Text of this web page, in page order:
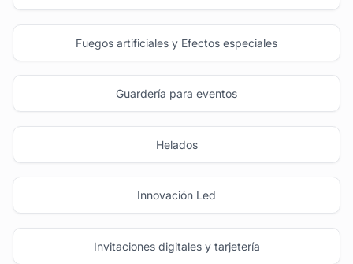
Fuegos artificiales y Efectos especiales
Guardería para eventos
Helados
Innovación Led
Invitaciones digitales y tarjetería